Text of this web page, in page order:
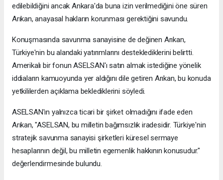
edilebildiğini ancak Ankara'da buna izin verilmediğini öne süren
Arıkan, anayasal hakların korunması gerektiğini savundu.
Konuşmasında savunma sanayisine de değinen Arıkan,
Türkiye'nin bu alandaki yatırımlarını desteklediklerini belirtti.
Amerikalı bir fonun ASELSAN'ı satın almak istediğine yönelik
iddiaların kamuoyunda yer aldığını dile getiren Arıkan, bu konuda
yetkililerden açıklama beklediklerini söyledi.
ASELSAN'ın yalnızca ticari bir şirket olmadığını ifade eden
Arıkan, "ASELSAN, bu milletin bağımsızlık iradesidir. Türkiye'nin
stratejik savunma sanayisi şirketleri küresel sermaye
hesaplarının değil, bu milletin egemenlik hakkının konusudur."
değerlendirmesinde bulundu.